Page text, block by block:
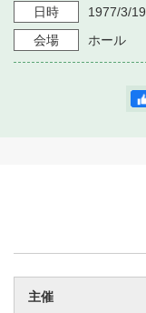
・ 利用料金
・ フロアマップ
・ 芸術参与
日時 1977/3/19
会場
ホール
主催